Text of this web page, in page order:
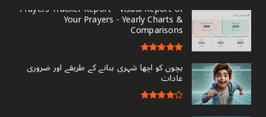
Prayers Tracker Report - Visual Report of
Your Prayers - Yearly Charts &
Comparisons
بچوں کو اچھا شہری بنانے کے طریقے اور ضروری
عادات